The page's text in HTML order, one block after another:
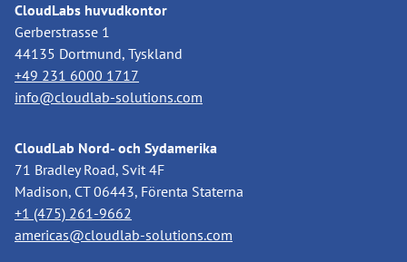
CloudLabs huvudkontor
Gerberstrasse 1
44135 Dortmund, Tyskland
+49 231 6000 1717
info@cloudlab-solutions.com
CloudLab Nord- och Sydamerika
71 Bradley Road, Svit 4F
Madison, CT 06443, Förenta Staterna
+1 (475) 261-9662
americas@cloudlab-solutions.com